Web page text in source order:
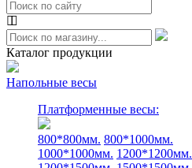
Каталог продукции
Напольные весы
Платформенные весы:
800*800мм. 800*1000мм.
1000*1000мм. 1200*1200мм.